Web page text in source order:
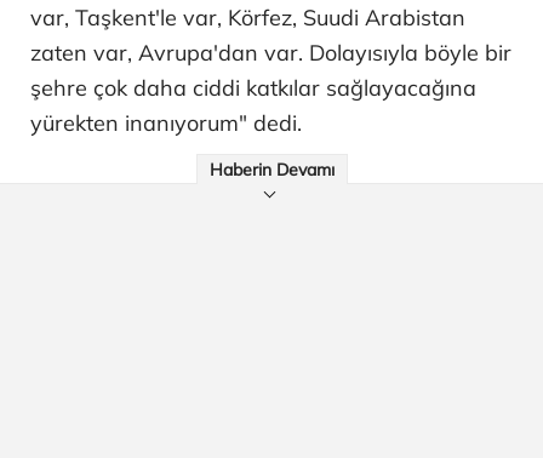
var, Taşkent'le var, Körfez, Suudi Arabistan
zaten var, Avrupa'dan var. Dolayısıyla böyle bir
şehre çok daha ciddi katkılar sağlayacağına
yürekten inanıyorum" dedi.
Haberin Devamı